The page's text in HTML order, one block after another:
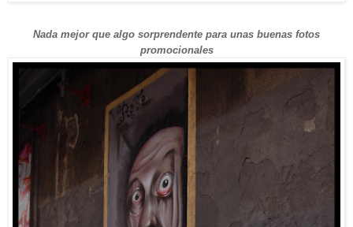
Nada mejor que algo sorprendente para unas buenas fotos
promocionales